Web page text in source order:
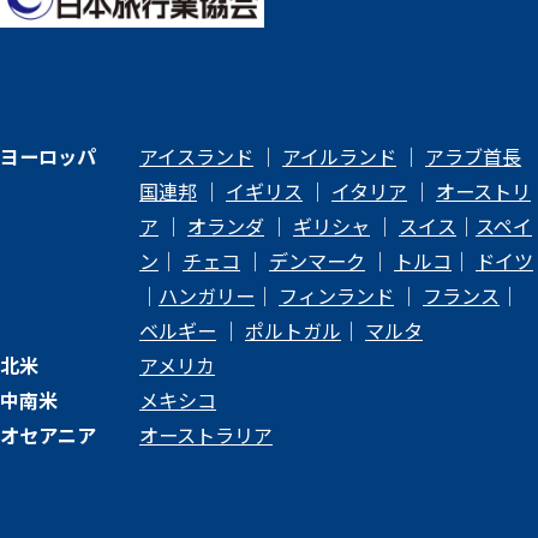
ヨーロッパ アイスランド ｜ アイルランド ｜ アラブ首長
国連邦 ｜ イギリス ｜ イタリア ｜ オーストリ
ア ｜ オランダ ｜ ギリシャ ｜ スイス ｜ スペイ
ン ｜ チェコ ｜ デンマーク ｜ トルコ ｜
ドイツ
｜ ハンガリー ｜ フィンランド ｜ フランス ｜
ベルギー ｜ ポルトガル ｜ マルタ
北米
アメリカ
中南米
メキシコ
オセアニア
オーストラリア